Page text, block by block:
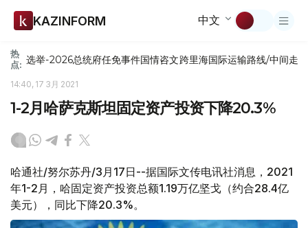
KAZINFORM 中文
热
点: 选举-2026总统府任免事件国情咨文跨里海国际运输路线/中间走廊
14:40, 17 3月 2021
1-2月哈萨克斯坦固定资产投资下降20.3%
哈通社/努尔苏丹/3月17日--据国际文传电讯社消息，2021
年1-2月，哈固定资产投资总额1.19万亿坚戈（约合28.4亿
美元），同比下降20.3%。